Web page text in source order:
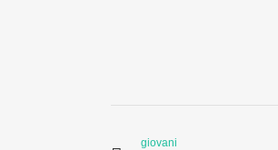
giovani